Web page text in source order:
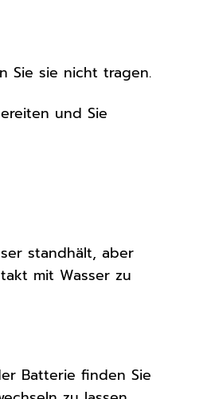
Sie sie nicht tragen.
und Sie
standhält, aber
mit Wasser zu
Batterie finden Sie